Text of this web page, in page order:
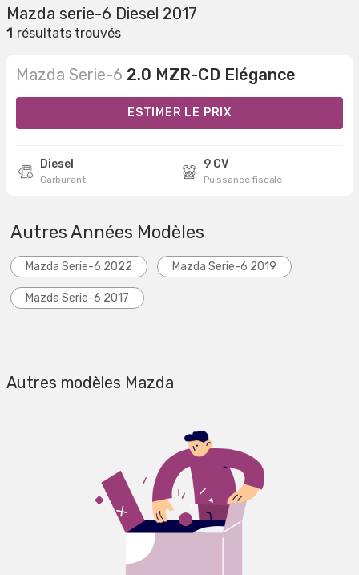
Mazda serie-6 Diesel 2017
1 résultats trouvés
Mazda Serie-6 2.0 MZR-CD Elégance
ESTIMER LE PRIX
Diesel
Carburant
9 CV
Puissance fiscale
Autres Années Modèles
Mazda Serie-6 2022 Mazda Serie-6 2019
Mazda Serie-6 2017
Autres modèles Mazda